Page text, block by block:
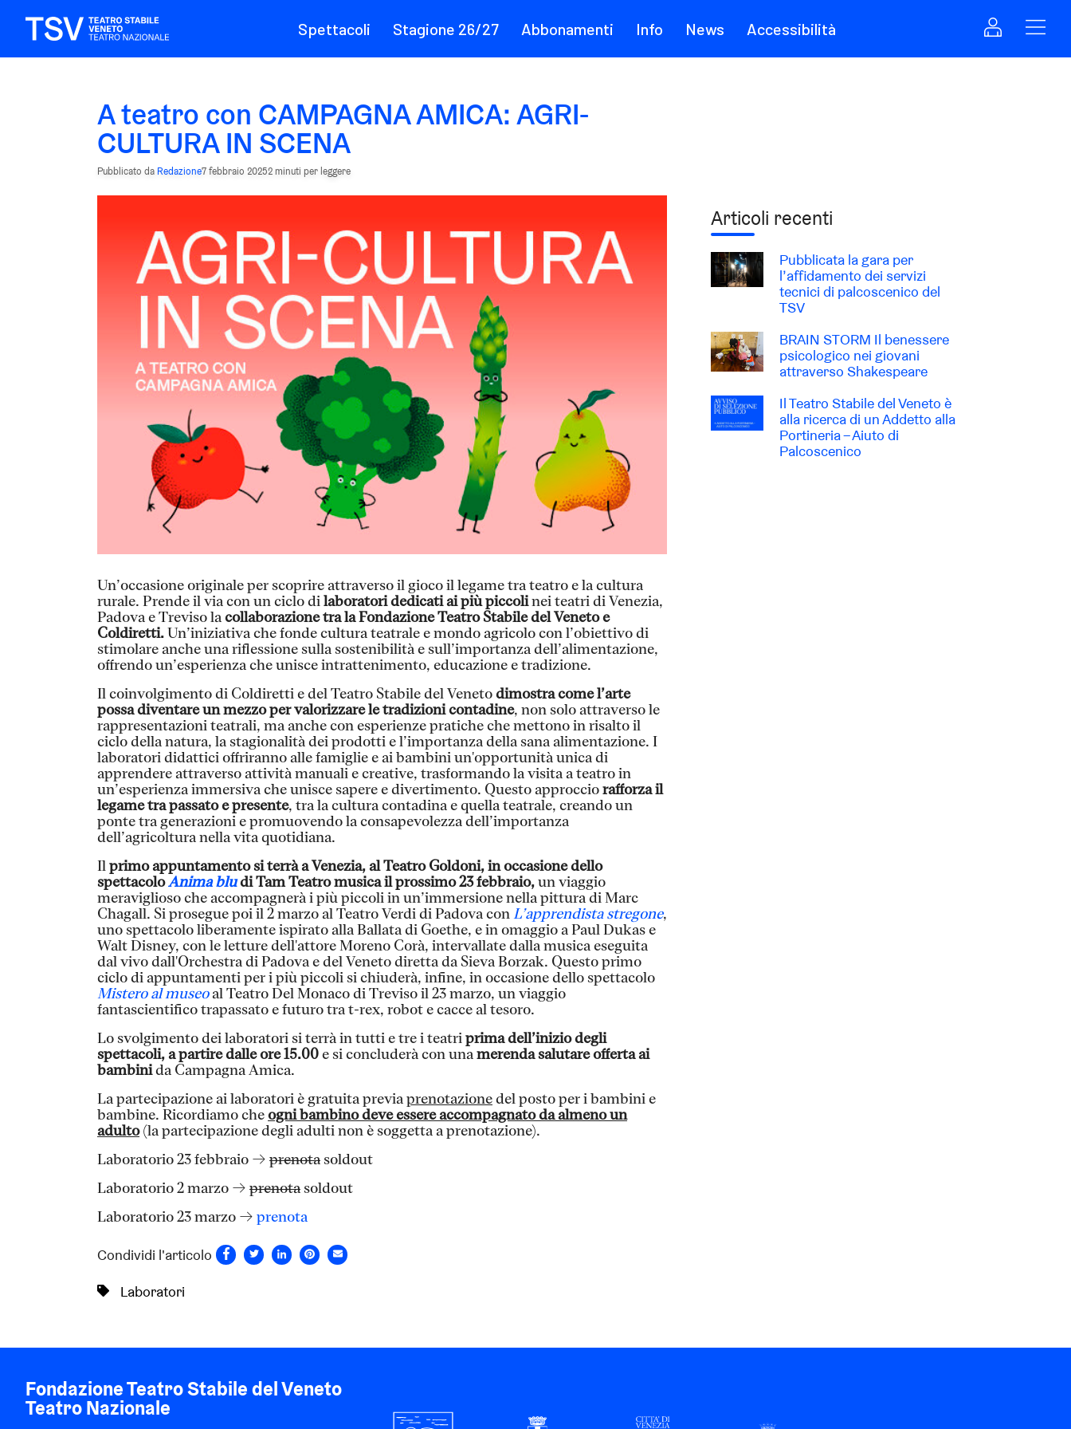
Spettacoli Stagione 26/27 Abbonamenti Info News Accessibilità
A teatro con CAMPAGNA AMICA: AGRI-
CULTURA IN SCENA
Pubblicato da Redazione7 febbraio 20252 minuti per leggere
Un’occasione originale per scoprire attraverso il gioco il legame tra teatro e la cultura
rurale. Prende il via con un ciclo di laboratori dedicati ai più piccolinei teatri di Venezia,
Padova e Treviso la collaborazione tra la Fondazione Teatro Stabile del Veneto e
Coldiretti. Un’iniziativa che fonde cultura teatrale e mondo agricolo con l’obiettivo di
stimolare anche una riflessione sulla sostenibilità e sull’importanza dell’alimentazione,
offrendo un’esperienza che unisce intrattenimento, educazione e tradizione.
Il coinvolgimento di Coldiretti e del Teatro Stabile del Veneto dimostra come l’arte
possa diventare un mezzo per valorizzare le tradizioni contadine, non solo attraverso le
rappresentazioni teatrali, ma anche con esperienze pratiche che mettono in risalto il
ciclo della natura, la stagionalità dei prodotti e l’importanza della sana alimentazione. I
laboratori didattici offriranno alle famiglie e ai bambini un'opportunità unica di
apprendere attraverso attività manuali e creative, trasformando la visita a teatro in
un’esperienza immersiva che unisce sapere e divertimento. Questo approccio rafforza il
legame tra passato e presente, tra la cultura contadina e quella teatrale, creando un
ponte tra generazioni e promuovendo la consapevolezza dell’importanza
dell’agricoltura nella vita quotidiana.
Il primo appuntamento si terrà a Venezia, al Teatro Goldoni, in occasione dello
spettacoloAnima bludi Tam Teatro musica il prossimo 23 febbraio, un viaggio
meraviglioso che accompagnerà i più piccoli in un’immersione nella pittura di Marc
Chagall. Si prosegue poi il 2 marzo al Teatro Verdi di Padova con L’apprendista stregone,
uno spettacolo liberamente ispirato alla Ballata di Goethe, e in omaggio a Paul Dukas e
Walt Disney, con le letture dell'attore Moreno Corà, intervallate dalla musica eseguita
dal vivo dall'Orchestra di Padova e del Veneto diretta da Sieva Borzak. Questo primo
ciclo di appuntamenti per i più piccoli si chiuderà, infine, in occasione dello spettacolo
Mistero al museoal Teatro Del Monaco di Treviso il 23 marzo, un viaggio
fantascientifico trapassato e futuro tra t-rex, robot e cacce al tesoro.
Lo svolgimento dei laboratori si terrà in tutti e tre i teatri prima dell’inizio degli
spettacoli, a partire dalle ore 15.00 e si concluderà con una merenda salutare offerta ai
bambinida Campagna Amica.
La partecipazione ai laboratori è gratuita previa prenotazione del posto per i bambini e
bambine. Ricordiamo che ogni bambino deve essere accompagnato da almeno un
adulto(la partecipazione degli adulti non è soggetta a prenotazione).
Laboratorio 23 febbraio → prenota soldout
Laboratorio 2 marzo → prenota soldout
Laboratorio 23 marzo → prenota
Condividi l'articolo
Laboratori
Articoli recenti
Pubblicata la gara per
l’affidamento dei servizi
tecnici di palcoscenico del
TSV
BRAIN STORM Il benessere
psicologico nei giovani
attraverso Shakespeare
Il Teatro Stabile del Veneto è
alla ricerca di un Addetto alla
Portineria – Aiuto di
Palcoscenico
Fondazione Teatro Stabile del Veneto
Teatro Nazionale